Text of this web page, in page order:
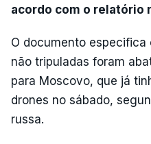
acordo com o relatório
O documento especifica
não tripuladas foram
para Moscovo, que já
drones no sábado,
russa.